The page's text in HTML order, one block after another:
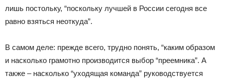
лишь постольку, “поскольку лучшей в России сегодня все
равно взяться неоткуда”.
В самом деле: прежде всего, трудно понять, “каким образом
и насколько грамотно производится выбор “преемника”. А
также – насколько “уходящая команда” руководствуется